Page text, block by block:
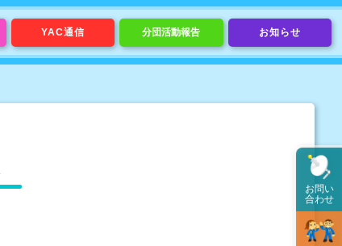
YAC通信 分団活動報告 お知らせ
お問い
合わせ